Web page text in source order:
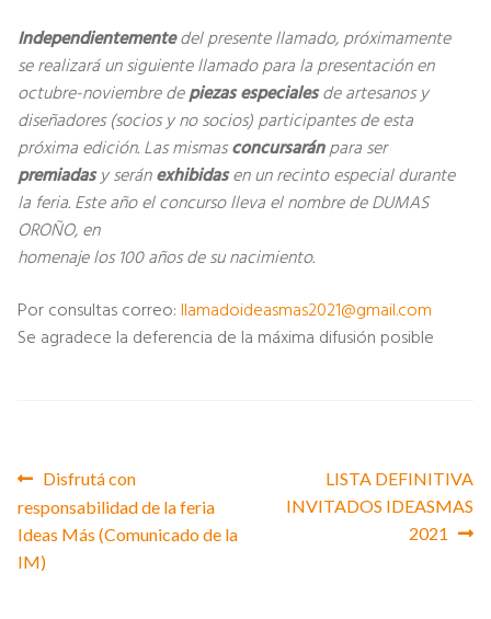
Independientementedel presente llamado, próximamente
se realizará un siguiente llamado para la presentación en
octubre-noviembre depiezas especialesde artesanos y
diseñadores (socios y no socios) participantes de esta
próxima edición. Las mismasconcursaránpara ser
premiadasy seránexhibidasen un recinto especial durante
la feria. Este año el concurso lleva el nombre de DUMAS
OROÑO, en
homenaje los 100 años de su nacimiento.
Por consultas correo: llamadoideasmas2021@gmail.com
Se agradece la deferencia de la máxima difusión posible
Navegación
de
Anterior:
Disfrutá con
responsabilidad de la feria
Ideas Más (Comunicado de la
IM)
Siguiente:
LISTA DEFINITIVA
INVITADOS IDEASMAS
2021